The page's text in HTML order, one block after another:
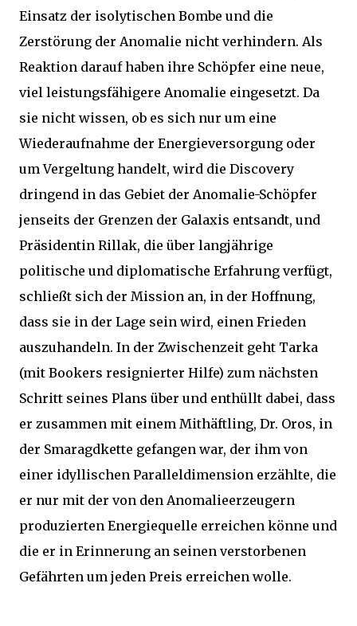
Einsatz der isolytischen Bombe und die
Zerstörung der Anomalie nicht verhindern. Als
Reaktion darauf haben ihre Schöpfer eine neue,
viel leistungsfähigere Anomalie eingesetzt. Da
sie nicht wissen, ob es sich nur um eine
Wiederaufnahme der Energieversorgung oder
um Vergeltung handelt, wird die Discovery
dringend in das Gebiet der Anomalie-Schöpfer
jenseits der Grenzen der Galaxis entsandt, und
Präsidentin Rillak, die über langjährige
politische und diplomatische Erfahrung verfügt,
schließt sich der Mission an, in der Hoffnung,
dass sie in der Lage sein wird, einen Frieden
auszuhandeln. In der Zwischenzeit geht Tarka
(mit Bookers resignierter Hilfe) zum nächsten
Schritt seines Plans über und enthüllt dabei, dass
er zusammen mit einem Mithäftling, Dr. Oros, in
der Smaragdkette gefangen war, der ihm von
einer idyllischen Paralleldimension erzählte, die
er nur mit der von den Anomalieerzeugern
produzierten Energiequelle erreichen könne und
die er in Erinnerung an seinen verstorbenen
Gefährten um jeden Preis erreichen wolle.